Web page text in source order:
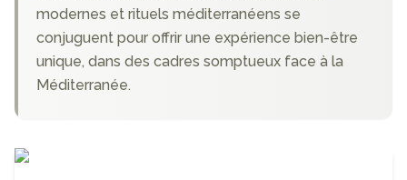
modernes et rituels méditerranéens se
conjuguent pour offrir une expérience bien-être
unique, dans des cadres somptueux face à la
Méditerranée.